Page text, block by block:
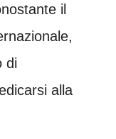
il
di
alla